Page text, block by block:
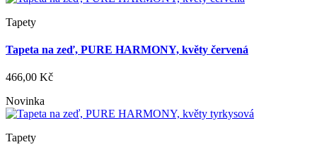
Tapety
Tapeta na zeď, PURE HARMONY, květy červená
466,00 Kč
Novinka
Tapety